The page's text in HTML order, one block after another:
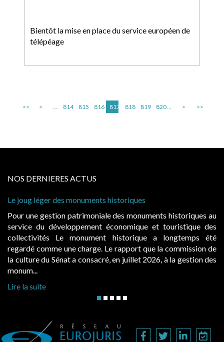
Bientôt la mise en place du service européen de
télépéage
<< < ... 814 815 816 817 818 819 820... > >>
NOS DERNIERES ACTUS
Le joug léger des monuments historiques
Pour une gestion patrimoniale des monuments historiques au
service du développement économique et touristique des
collectivités Le monument historique a longtemps été
regardé comme une charge. Le rapport que la commission de
la culture du Sénat a consacré, en juillet 2026, à la gestion des
monum...
Lire la suite